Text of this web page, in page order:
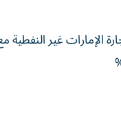
تجارة الإمارات غير